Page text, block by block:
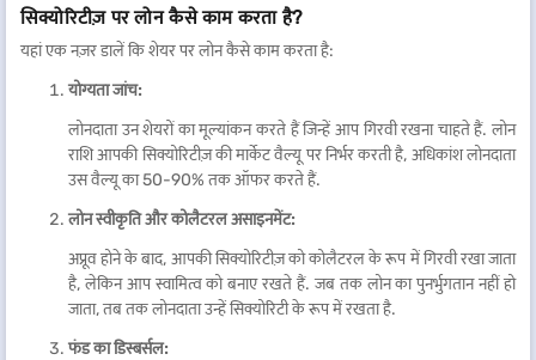
सिक्योरिटीज़ पर लोन कैसे काम करता है?
यहां एक नज़र डालें कि शेयर पर लोन कैसे काम करता है:
योग्यता जांच:
लोनदाता उन शेयरों का मूल्यांकन करते हैं जिन्हें आप गिरवी रखना चाहते हैं. लोन
राशि आपकी सिक्योरिटीज़ की मार्केट वैल्यू पर निर्भर करती है, अधिकांश लोनदाता
उस वैल्यू का 50-90% तक ऑफर करते हैं.
लोन स्वीकृति और कोलैटरल असाइनमेंट:
अप्रूव होने के बाद, आपकी सिक्योरिटीज़ को कोलैटरल के रूप में गिरवी रखा जाता
है, लेकिन आप स्वामित्व को बनाए रखते हैं. जब तक लोन का पुनर्भुगतान नहीं हो
जाता, तब तक लोनदाता उन्हें सिक्योरिटी के रूप में रखता है.
फंड का डिस्बर्सल: